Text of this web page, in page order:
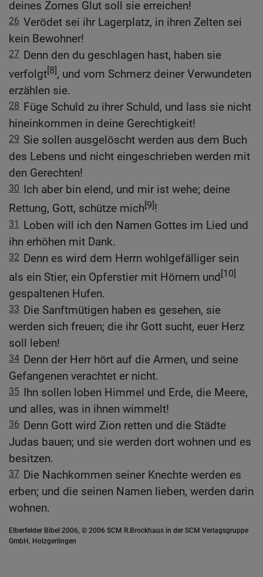
deines Zornes Glut soll sie erreichen!
26 Verödet sei ihr Lagerplatz, in ihren Zelten sei
kein Bewohner!
27 Denn den du geschlagen hast, haben sie
verfolgt[8], und vom Schmerz deiner Verwundeten
erzählen sie.
28 Füge Schuld zu ihrer Schuld, und lass sie nicht
hineinkommen in deine Gerechtigkeit!
29 Sie sollen ausgelöscht werden aus dem Buch
des Lebens und nicht eingeschrieben werden mit
den Gerechten!
30 Ich aber bin elend, und mir ist wehe; deine
Rettung, Gott, schütze mich[9]!
31 Loben will ich den Namen Gottes im Lied und
ihn erhöhen mit Dank.
32 Denn es wird dem Herrn wohlgefälliger sein
als ein Stier, ein Opferstier mit Hörnern und[10]
gespaltenen Hufen.
33 Die Sanftmütigen haben es gesehen, sie
werden sich freuen; die ihr Gott sucht, euer Herz
soll leben!
34 Denn der Herr hört auf die Armen, und seine
Gefangenen verachtet er nicht.
35 Ihn sollen loben Himmel und Erde, die Meere,
und alles, was in ihnen wimmelt!
36 Denn Gott wird Zion retten und die Städte
Judas bauen; und sie werden dort wohnen und es
besitzen.
37 Die Nachkommen seiner Knechte werden es
erben; und die seinen Namen lieben, werden darin
wohnen.
Elberfelder Bibel 2006, © 2006 SCM R.Brockhaus in der SCM Verlagsgruppe
GmbH, Holzgerlingen